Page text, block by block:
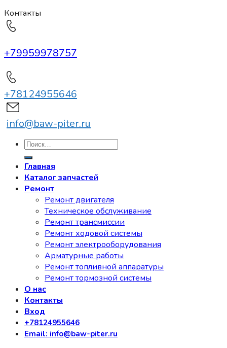
Контакты
+79959978757
+78124955646
info@baw-piter.ru
Искать:
Главная
Каталог запчастей
Ремонт
Ремонт двигателя
Техническое обслуживание
Ремонт трансмиссии
Ремонт ходовой системы
Ремонт электрооборудования
Арматурные работы
Ремонт топливной аппаратуры
Ремонт тормозной системы
О нас
Контакты
Вход
+78124955646
Email: info@baw-piter.ru